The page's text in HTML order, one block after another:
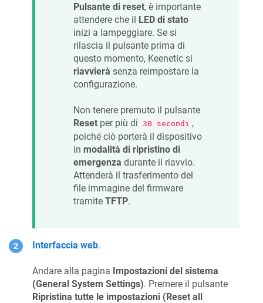
Pulsante di reset, è importante
attendere che il LED di stato
inizi a lampeggiare. Se si
rilascia il pulsante prima di
questo momento, Keenetic si
riavvierà senza reimpostare la
configurazione.
Non tenere premuto il pulsante
Reset per più di 30 secondi ,
poiché ciò porterà il dispositivo
in modalità di ripristino di
emergenza durante il riavvio.
Attenderà il trasferimento del
file immagine del firmware
tramite TFTP.
Interfaccia web.
Andare alla pagina Impostazioni del sistema
(General System Settings). Premere il pulsante
Ripristina tutte le impostazioni (Reset all